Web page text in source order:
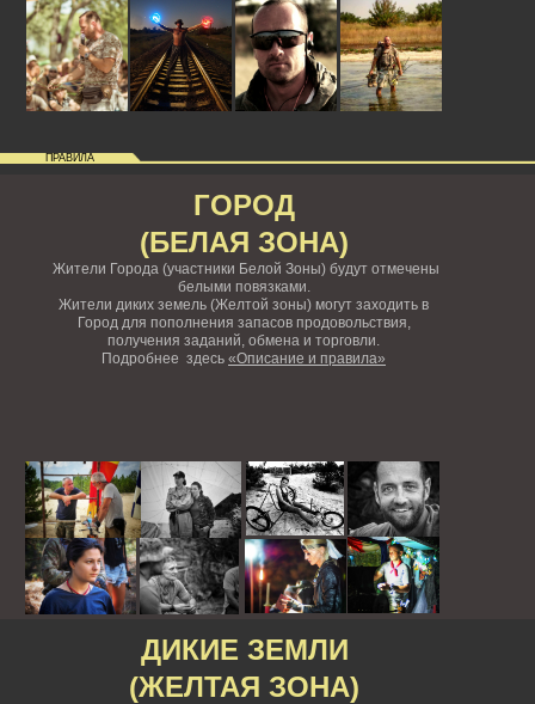
ПРАВИЛА
ГОРОД
(БЕЛАЯ ЗОНА)
Жители Города (участники Белой Зоны) будут отмечены
белыми повязками.
Жители диких земель (Желтой зоны) могут заходить в
Город для пополнения запасов продовольствия,
получения заданий, обмена и торговли.
Подробнее здесь «Описание и правила»
ДИКИЕ ЗЕМЛИ
(ЖЕЛТАЯ ЗОНА)